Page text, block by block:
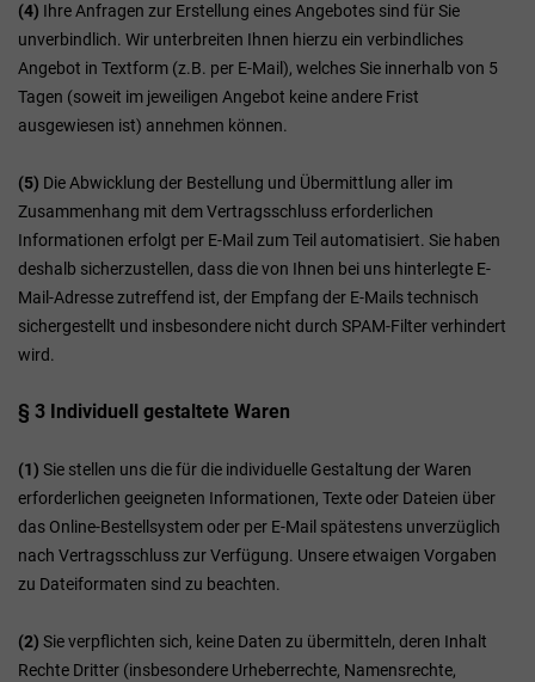
(4) Ihre Anfragen zur Erstellung eines Angebotes sind für Sie
unverbindlich. Wir unterbreiten Ihnen hierzu ein verbindliches
Angebot in Textform (z.B. per E-Mail), welches Sie innerhalb von 5
Tagen (soweit im jeweiligen Angebot keine andere Frist
ausgewiesen ist) annehmen können.
(5) Die Abwicklung der Bestellung und Übermittlung aller im
Zusammenhang mit dem Vertragsschluss erforderlichen
Informationen erfolgt per E-Mail zum Teil automatisiert. Sie haben
deshalb sicherzustellen, dass die von Ihnen bei uns hinterlegte E-
Mail-Adresse zutreffend ist, der Empfang der E-Mails technisch
sichergestellt und insbesondere nicht durch SPAM-Filter verhindert
wird.
§ 3 Individuell gestaltete Waren
(1) Sie stellen uns die für die individuelle Gestaltung der Waren
erforderlichen geeigneten Informationen, Texte oder Dateien über
das Online-Bestellsystem oder per E-Mail spätestens unverzüglich
nach Vertragsschluss zur Verfügung. Unsere etwaigen Vorgaben
zu Dateiformaten sind zu beachten.
(2) Sie verpflichten sich, keine Daten zu übermitteln, deren Inhalt
Rechte Dritter (insbesondere Urheberrechte, Namensrechte,